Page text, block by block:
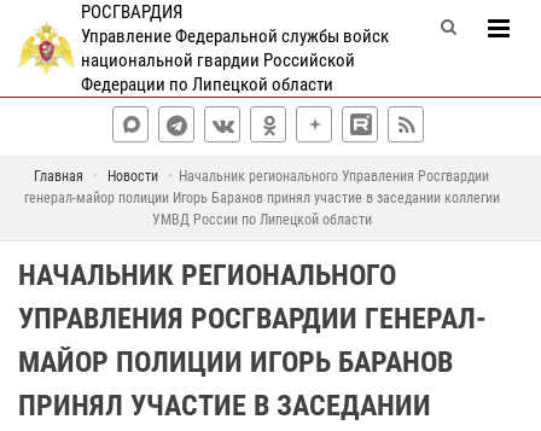
РОСГВАРДИЯ
Управление Федеральной службы войск
национальной гвардии Российской
Федерации по Липецкой области
Главная Новости
Начальник регионального Управления Росгвардии
генерал-майор полиции Игорь Баранов принял участие в заседании коллегии
УМВД России по Липецкой области
НАЧАЛЬНИК РЕГИОНАЛЬНОГО
УПРАВЛЕНИЯ РОСГВАРДИИ ГЕНЕРАЛ-
МАЙОР ПОЛИЦИИ ИГОРЬ БАРАНОВ
ПРИНЯЛ УЧАСТИЕ В ЗАСЕДАНИИ